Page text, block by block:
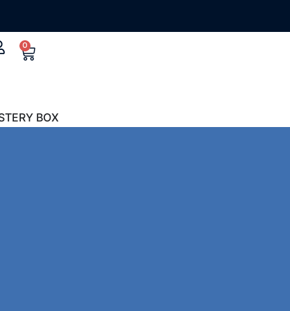
0
BOX